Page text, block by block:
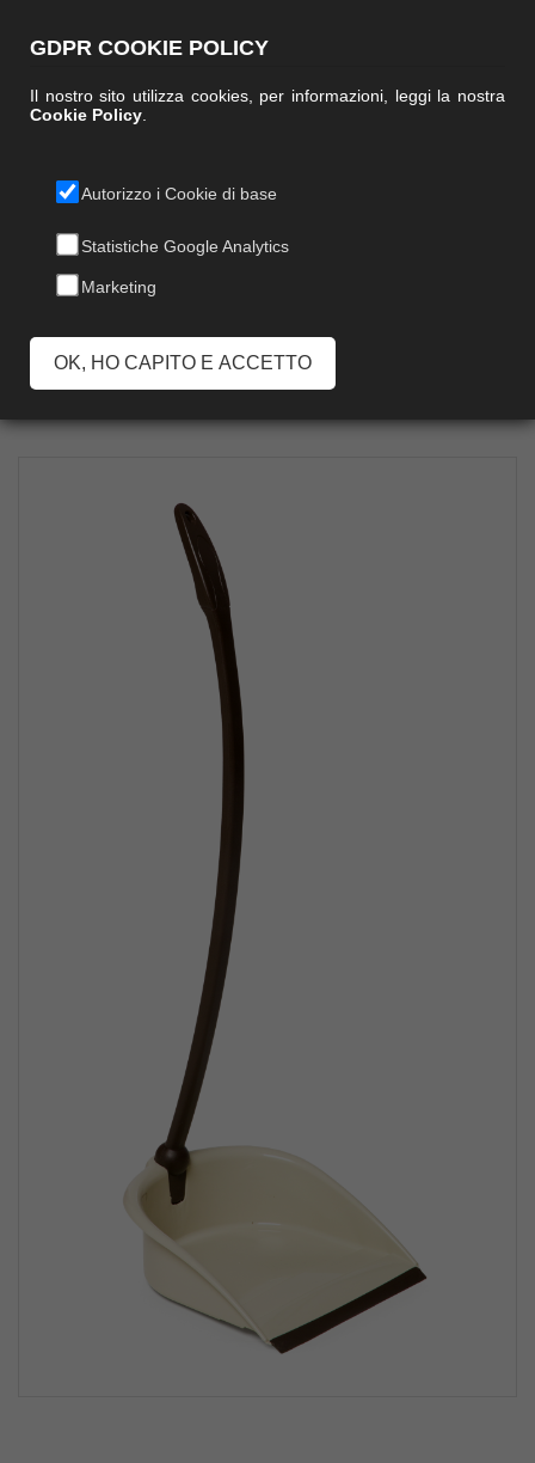
PALETTA DUCK
CON MANICO
GDPR COOKIE POLICY
Il nostro sito utilizza cookies, per informazioni, leggi la nostra
Cookie Policy
Autorizzo i Cookie di base
Statistiche Google Analytics
Marketing
OK, HO CAPITO E ACCETTO